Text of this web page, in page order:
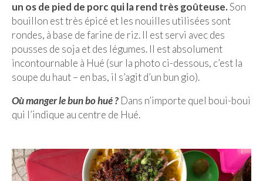
Savoie
Vendée
Allemagne
Berlin
Munich
Copenhague
Portugal
un os de pied de porc qui la rend très goûteuse.Son
bouillon est très épicé et les nouilles utilisées sont
rondes, à base de farine de riz. Il est servi avec des
pousses de soja et des légumes. Il est absolument
incontournable à Hué (sur la photo ci-dessous, c’est la
soupe du haut – en bas, il s’agit d’un bun gio).
Où manger le bun bo hué ? Dans n’importe quel boui-boui
qui l’indique au centre de Hué.